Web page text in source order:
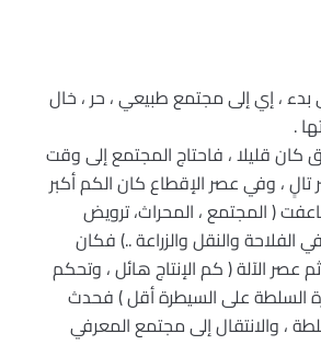
بدء ، إي إلى مجتمع طبيعي ، حر ، خال
.
قليلا ، فاحتاج المجتمع إلى وقت
تالٍ ، وفي عصر الإقطاع كان الكم أكبر
( المجتمع ، المحراث، ترويض
الفلاحة والنقل والزراعة ..) فكان
عصر الآلة ( كم الإنتاج هائل ، وتحكم
السلطة على السيطرة أقل ) فحدث
، والانتقال إلى مجتمع المعرفي